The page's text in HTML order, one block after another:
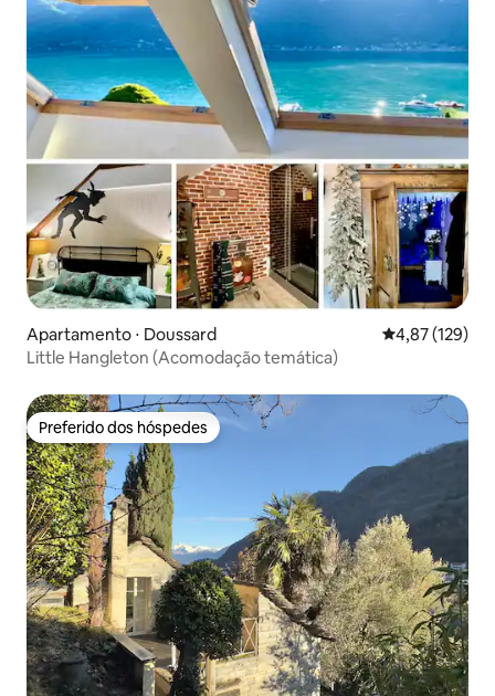
Apartamento ⋅ Doussard 4,87 de uma
4,87 (129)
Little Hangleton (Acomodação temática)
Preferido dos hóspedes
Preferido dos hóspedes